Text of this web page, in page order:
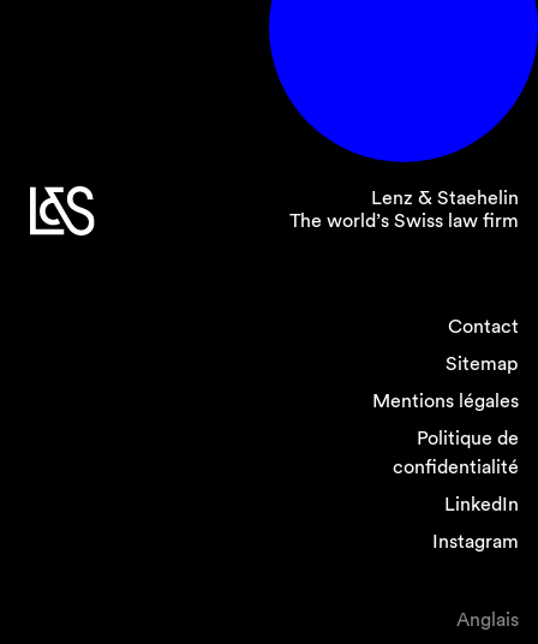
Lenz & Staehelin
The world’s Swiss law firm
Contact
Sitemap
Mentions légales
Politique de
confidentialité
LinkedIn
Instagram
Anglais